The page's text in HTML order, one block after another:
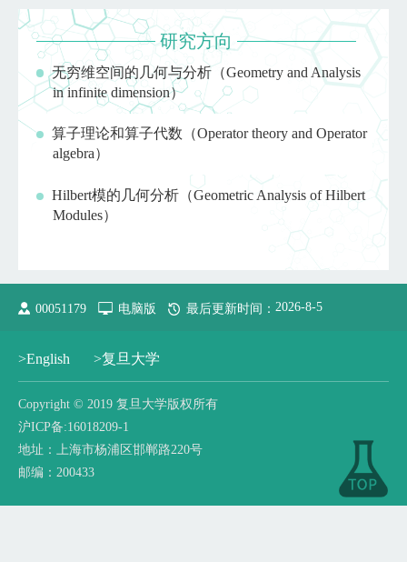
研究方向
无穷维空间的几何与分析（Geometry and Analysis
in infinite dimension）
算子理论和算子代数（Operator theory and Operator
algebra）
Hilbert模的几何分析（Geometric Analysis of Hilbert
Modules）
00051179 电脑版 最后更新时间： 2026-8-5
>English >复旦大学
​Copyright © 2019 复旦大学版权所有
沪ICP备:16018209-1
地址：上海市杨浦区邯郸路220号
邮编：200433